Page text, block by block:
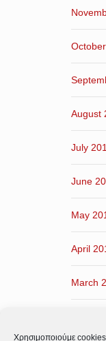
Χρησιμοποιούμε cookies
August
July
June
May
April
March